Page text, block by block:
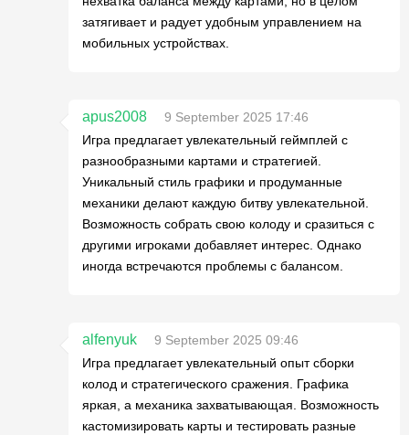
затягивает и радует удобным управлением на
мобильных устройствах.
apus2008
9 September 2025 17:46
Игра предлагает увлекательный геймплей с
разнообразными картами и стратегией.
Уникальный стиль графики и продуманные
механики делают каждую битву увлекательной.
Возможность собрать свою колоду и сразиться с
другими игроками добавляет интерес. Однако
иногда встречаются проблемы с балансом.
alfenyuk
9 September 2025 09:46
Игра предлагает увлекательный опыт сборки
колод и стратегического сражения. Графика
яркая, а механика захватывающая. Возможность
кастомизировать карты и тестировать разные